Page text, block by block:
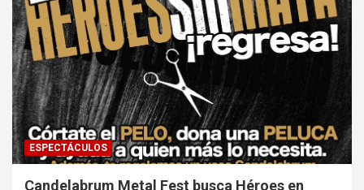
ESPECTÁCULOS
Candelabrum Metal Fest busca Héroes en